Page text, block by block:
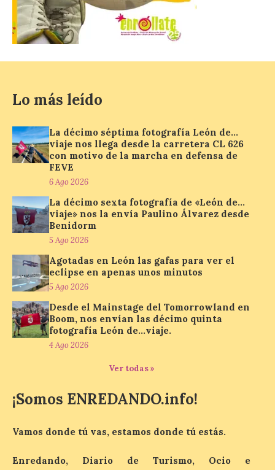
El Mercado Medieval abre
sus puertas en La Bañeza
con más de 60 puestos y
un amplio programa de
incorpora un amplio
calendario de actividades
de animación dirigidas a
todos los públicos. La
Bañeza inauguró en la tarde de este
martes 4 de agosto una nueva edición de
su tradicional Mercado Medieval, que
hasta el próximo 6 […]
Un viaje a la Antigüedad:
el Museo del Prado
propone un recorrido por
obras de su Colección de
inspiración clásica
6 Ago 2026
Odisea de Christopher
obras relacionadas con la
evocador tema de La […]
Lo más leído
La décimo séptima fotografía León de…
viaje nos llega desde la carretera CL 626
con motivo de la marcha en defensa de
FEVE
6 Ago 2026
La décimo sexta fotografía de «León de…
viaje» nos la envía Paulino Álvarez desde
Benidorm
5 Ago 2026
Agotadas en León las gafas para ver el
eclipse en apenas unos minutos
5 Ago 2026
Desde el Mainstage del Tomorrowland en
Boom, nos envían las décimo quinta
fotografía León de…viaje.
4 Ago 2026
Ver todas »
¡Somos ENREDANDO.info!
Vamos donde tú vas, estamos donde tú estás.
Enredando, Diario de Turismo, Ocio e